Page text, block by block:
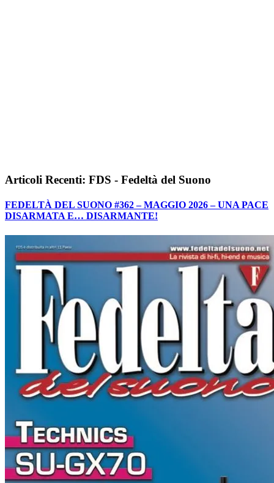
Articoli Recenti: FDS - Fedeltà del Suono
FEDELTÀ DEL SUONO #362 – MAGGIO 2026 – UNA PACE
DISARMATA E… DISARMANTE!